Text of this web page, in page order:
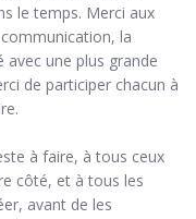
le temps. Merci aux
la
une plus grande
de participer chacun à
à faire, à tous ceux
côté, et à tous les
avant de les